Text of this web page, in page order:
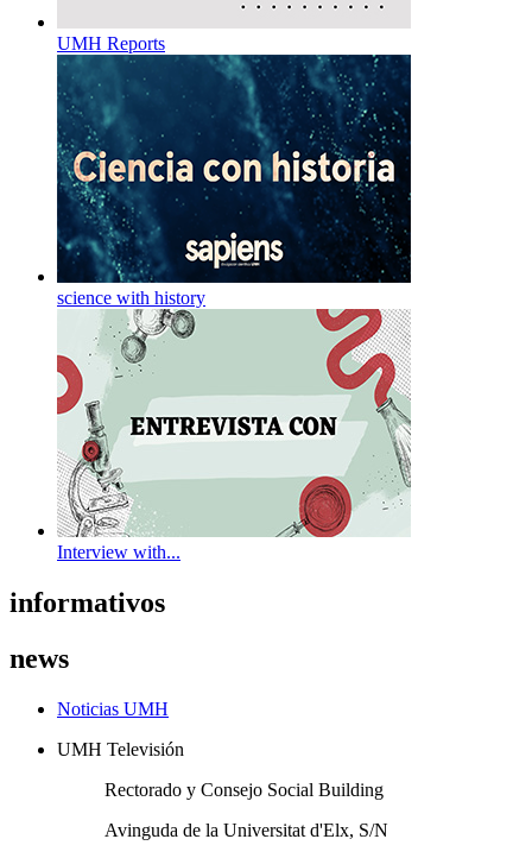
UMH Reports
science with history
Interview with...
informativos
news
Noticias UMH
UMH Televisión
Rectorado y Consejo Social Building
Avinguda de la Universitat d'Elx, S/N